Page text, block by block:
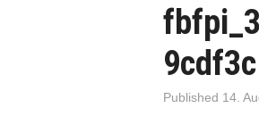
9cdf3c
Published 14.